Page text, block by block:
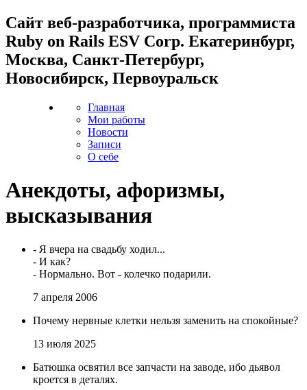
Cайт веб-разработчика, программиста
Ruby on Rails ESV Corp. Екатеринбург,
Москва, Санкт-Петербург,
Новосибирск, Первоуральск
Главная
Мои работы
Новости
Записи
О себе
Анекдоты, афоризмы,
высказывания
- Я вчера на свадьбу ходил...
- И как?
- Нормально. Вот - колечко подарили.
7 апреля 2006
Почему нервные клетки нельзя заменить на спокойные?
13 июля 2025
Батюшка освятил все запчасти на заводе, ибо дьявол
кроется в деталях.